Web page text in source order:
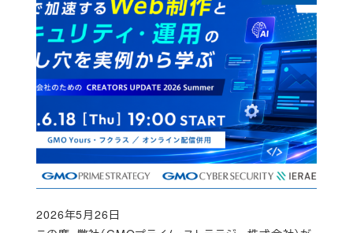
Published
2026年5月26日